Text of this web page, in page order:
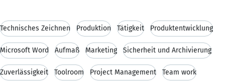
Technisches Zeichnen Produktion Tätigkeit Produktentwicklung
Microsoft Word Aufmaß Marketing Sicherheit und Archivierung
Zuverlässigkeit Toolroom Project Management Team work